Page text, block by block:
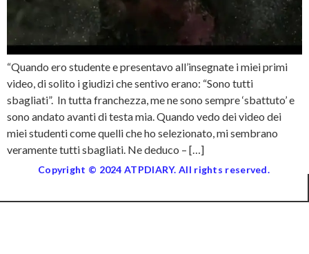
“Quando ero studente e presentavo all’insegnate i miei primi
video, di solito i giudizi che sentivo erano: “Sono tutti
sbagliati”. In tutta franchezza, me ne sono sempre ‘sbattuto’ e
sono andato avanti di testa mia. Quando vedo dei video dei
miei studenti come quelli che ho selezionato, mi sembrano
veramente tutti sbagliati. Ne deduco – […]
Copyright © 2024 ATPDIARY. All rights reserved.